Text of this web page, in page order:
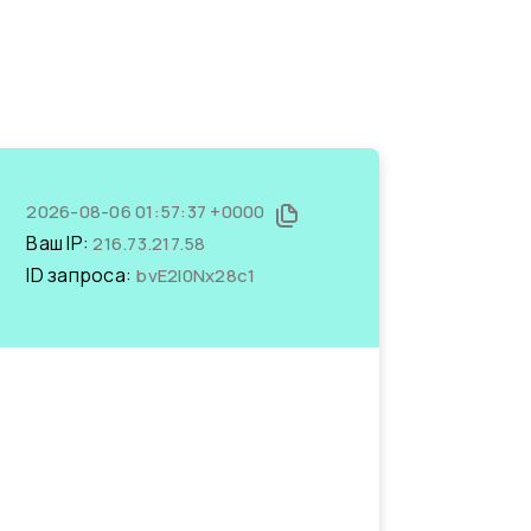
2026-08-06 01:57:37 +0000
Ваш IP:216.73.217.58
ID запроса: bvE2I0Nx28c1